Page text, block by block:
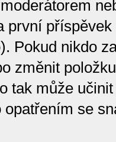
první
Pokud nikdo
změnit
tak může
se